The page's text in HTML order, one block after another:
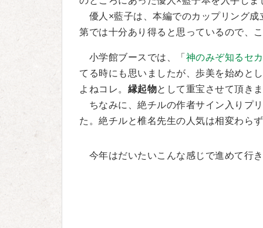
優人×藍子は、本編でのカップリング成
第では十分あり得ると思っているので、
小学館ブースでは、「 神のみぞ知るセ
てる時にも思いましたが、歩美を始めと
よねコレ。 縁起物として重宝させて頂き
ちなみに、絶チルの作者サイン入りプ
た。絶チルと椎名先生の人気は相変わら
今年はだいたいこんな感じで進めて行